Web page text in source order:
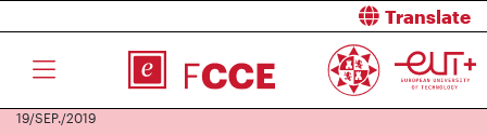
Translate
19/SEP./2019